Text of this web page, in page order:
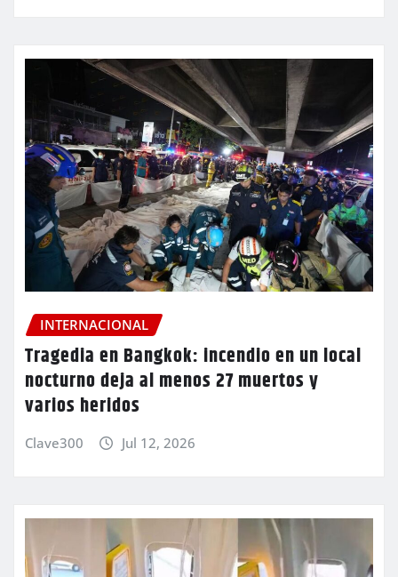
INTERNACIONAL
Tragedia en Bangkok: incendio en un local
nocturno deja al menos 27 muertos y
varios heridos
Clave300 Jul 12, 2026